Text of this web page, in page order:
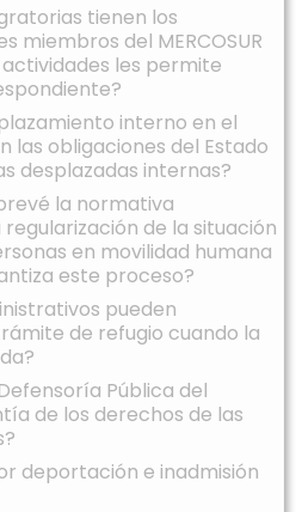
tienen los
miembros del MERCOSUR
les permite
interno en el
las obligaciones del Estado
desplazadas internas?
la normativa
de la situación
en movilidad humana
este proceso?
pueden
de refugio cuando la
Pública del
de los derechos de las
deportación e inadmisión